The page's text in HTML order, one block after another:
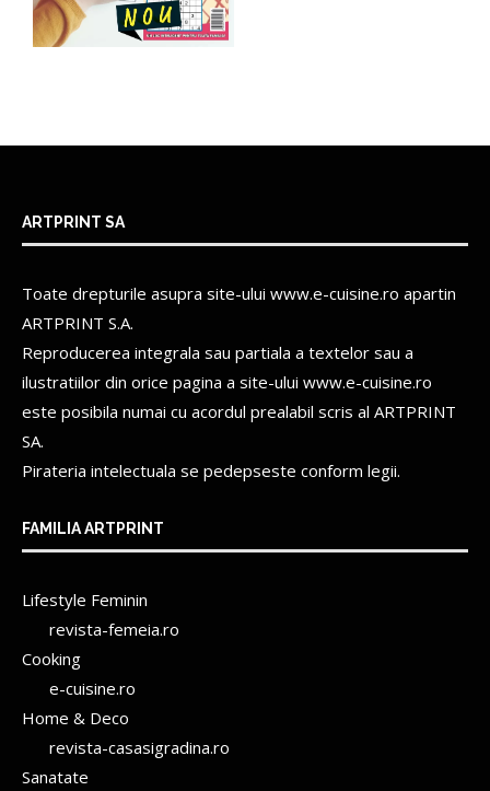
ARTPRINT SA
Toate drepturile asupra site-ului www.e-cuisine.ro apartin
ARTPRINT S.A.
Reproducerea integrala sau partiala a textelor sau a
ilustratiilor din orice pagina a site-ului www.e-cuisine.ro
este posibila numai cu acordul prealabil scris al ARTPRINT
SA.
Pirateria intelectuala se pedepseste conform legii.
FAMILIA ARTPRINT
Lifestyle Feminin
revista-femeia.ro
Cooking
e-cuisine.ro
Home & Deco
revista-casasigradina.ro
Sanatate